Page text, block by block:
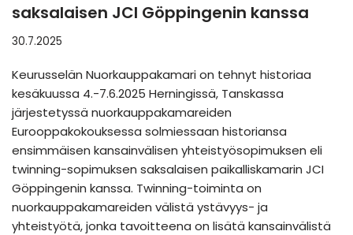
saksalaisen JCI Göppingenin kanssa
30.7.2025
Keurusselän Nuorkauppakamari on tehnyt historiaa
kesäkuussa 4.-7.6.2025 Herningissä, Tanskassa
järjestetyssä nuorkauppakamareiden
Eurooppakokouksessa solmiessaan historiansa
ensimmäisen kansainvälisen yhteistyösopimuksen eli
twinning-sopimuksen saksalaisen paikalliskamarin JCI
Göppingenin kanssa. Twinning-toiminta on
nuorkauppakamareiden välistä ystävyys- ja
yhteistyötä, jonka tavoitteena on lisätä kansainvälistä